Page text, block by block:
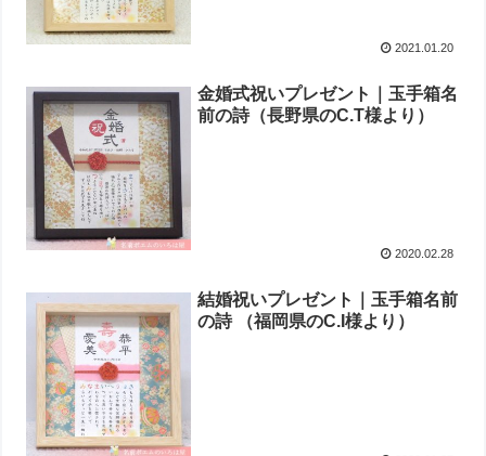
2021.01.20
金婚式祝いプレゼント｜玉手箱名
前の詩 （長野県のC.T様より ）
2020.02.28
結婚祝いプレゼント｜玉手箱名前
の詩 （福岡県のC.I様より ）